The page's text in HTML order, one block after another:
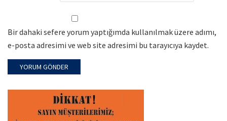
Bir dahaki sefere yorum yaptığımda kullanılmak üzere adımı,
e-posta adresimi ve web site adresimi bu tarayıcıya kaydet.